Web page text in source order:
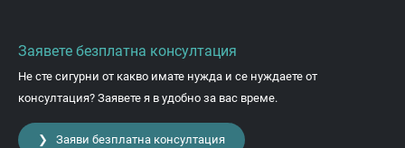
Заявете безплатна консултация
Не сте сигурни от какво имате нужда и се нуждаете от
консултация? Заявете я в удобно за вас време.
❯ Заяви безплатна консултация